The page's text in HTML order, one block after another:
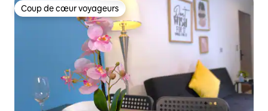
Coup de cœur voyageurs
Coup de cœur voyageurs